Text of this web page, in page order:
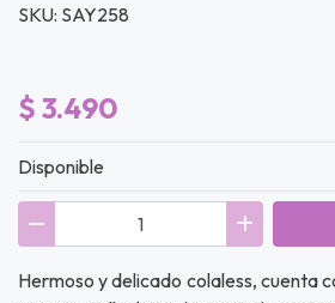
SKU: SAY258
$ 3.490
Disponible
Hermoso y delicado colaless, cuenta